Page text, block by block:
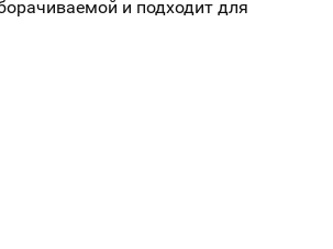
и подходит для